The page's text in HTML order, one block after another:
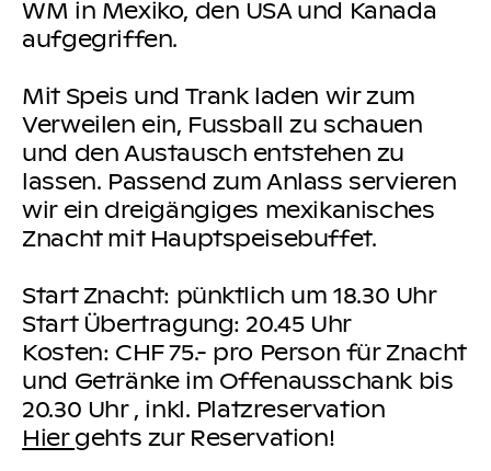
WM in Mexiko, den USA und Kanada
aufgegriffen.
Mit Speis und Trank laden wir zum
Verweilen ein, Fussball zu schauen
und den Austausch entstehen zu
lassen. Passend zum Anlass servieren
wir ein dreigängiges mexikanisches
Znacht mit Hauptspeisebuffet.
Start Znacht: pünktlich um 18.30 Uhr
Start Übertragung: 20.45 Uhr
Kosten: CHF 75.- pro Person für Znacht
und Getränke im Offenausschank bis
20.30 Uhr , inkl. Platzreservation
Hiergehts zur Reservation!